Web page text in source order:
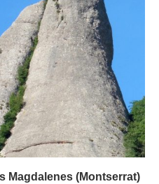
Magdalenes (Montserrat)